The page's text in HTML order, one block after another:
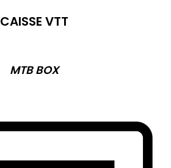
CAISSE VTT
MTB BOX